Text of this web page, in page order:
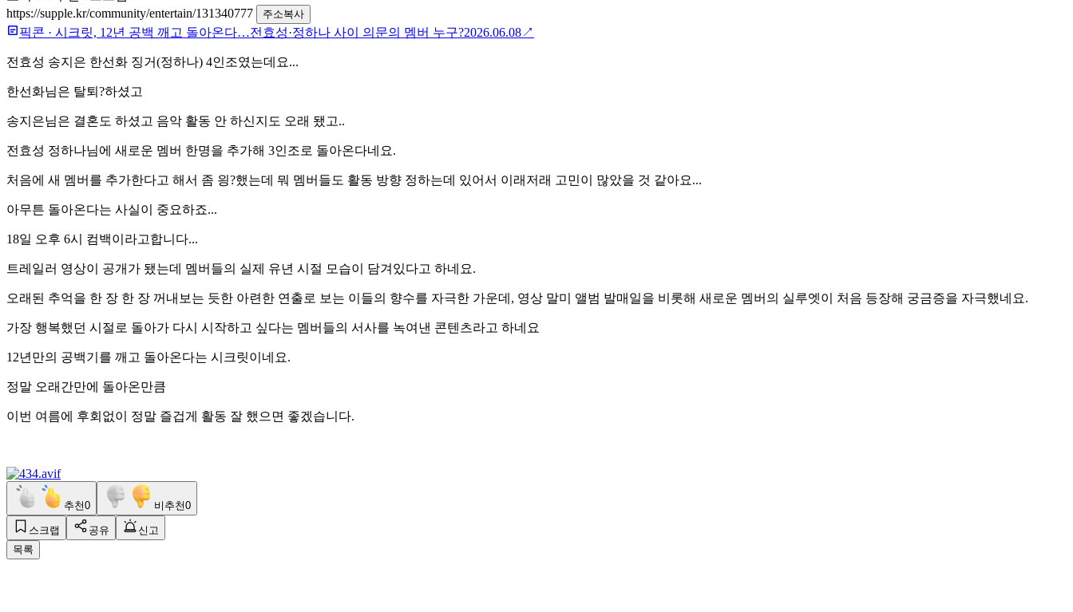
https://supple.kr/community/entertain/131340777
주소복사
픽콘 · 시크릿, 12년 공백 깨고 돌아온다…전효성·정하나 사이 의문의 멤버 누구?2026.06.08↗
전효성 송지은 한선화 징거(정하나) 4인조였는데요...
한선화님은 탈퇴?하셨고
송지은님은 결혼도 하셨고 음악 활동 안 하신지도 오래 됐고..
전효성 정하나님에 새로운 멤버 한명을 추가해 3인조로 돌아온다네요.
처음에 새 멤버를 추가한다고 해서 좀 읭?했는데 뭐 멤버들도 활동 방향 정하는데 있어서 이래저래 고민이 많았을 것 같아요...
아무튼 돌아온다는 사실이 중요하죠...
18일 오후 6시 컴백이라고합니다...
트레일러 영상이 공개가 됐는데 멤버들의 실제 유년 시절 모습이 담겨있다고 하네요.
오래된 추억을 한 장 한 장 꺼내보는 듯한 아련한 연출로 보는 이들의 향수를 자극한 가운데, 영상 말미 앨범 발매일을 비롯해 새로운 멤버의 실루엣이 처음 등장해 궁금증을 자극했네요.
가장 행복했던 시절로 돌아가 다시 시작하고 싶다는 멤버들의 서사를 녹여낸 콘텐츠라고 하네요
12년만의 공백기를 깨고 돌아온다는 시크릿이네요.
정말 오래간만에 돌아온만큼
이번 여름에 후회없이 정말 즐겁게 활동 잘 했으면 좋겠습니다.
추천0 비추천0
스크랩 공유
신고
목록